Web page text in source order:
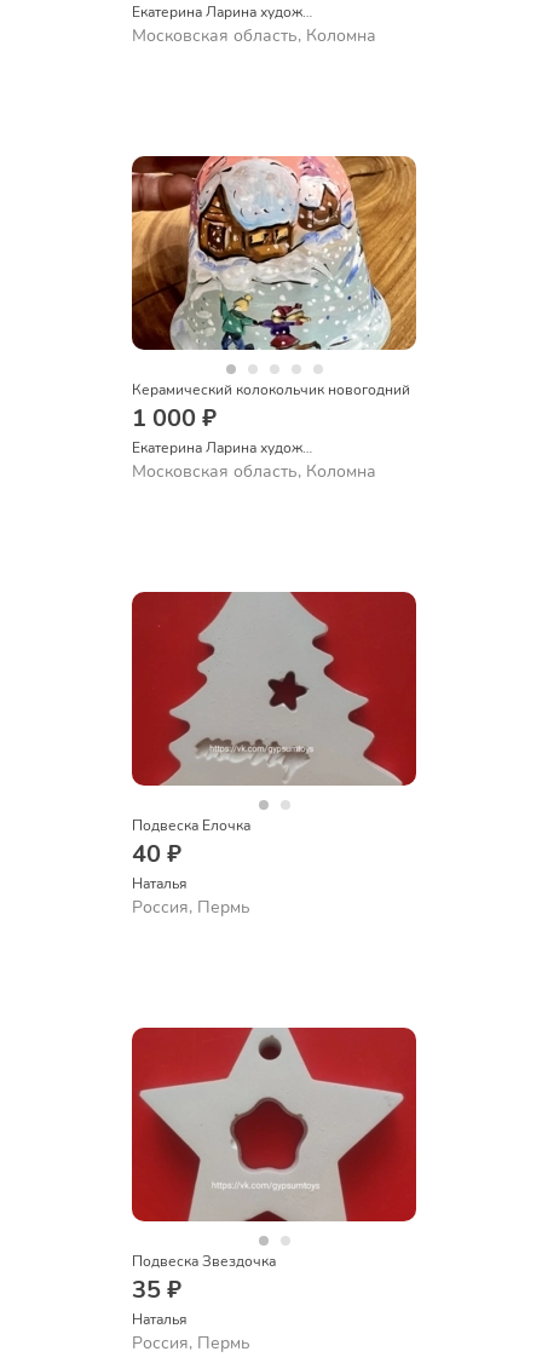
Екатерина Ларина художник керамист
Московская область, Коломна
Керамический колокольчик новогодний
1 000 ₽
Екатерина Ларина художник керамист
Московская область, Коломна
Подвеска Елочка
40 ₽
Наталья
Россия, Пермь
Подвеска Звездочка
35 ₽
Наталья
Россия, Пермь